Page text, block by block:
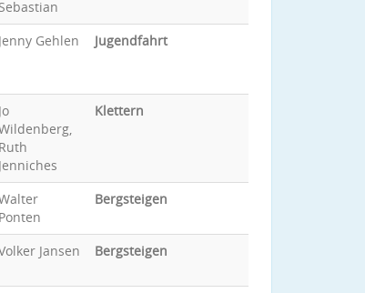
Sebastian
Jenny Gehlen Jugendfahrt
Jo
Ruth
Jenniches
Klettern
Ponten
Bergsteigen
Jansen Bergsteigen